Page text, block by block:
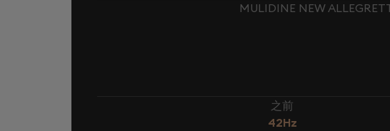
MULIDINE NEW
之前
42Hz